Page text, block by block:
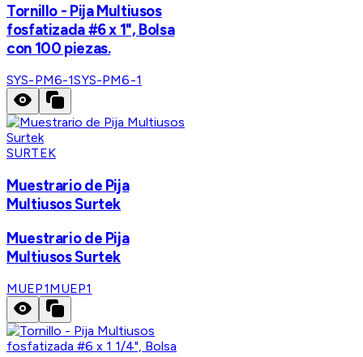
Tornillo - Pija Multiusos
fosfatizada #6 x 1", Bolsa
con 100 piezas.
SYS-PM6-1SYS-PM6-1
SURTEK
Muestrario de Pija
Multiusos Surtek
Muestrario de Pija
Multiusos Surtek
MUEP1MUEP1